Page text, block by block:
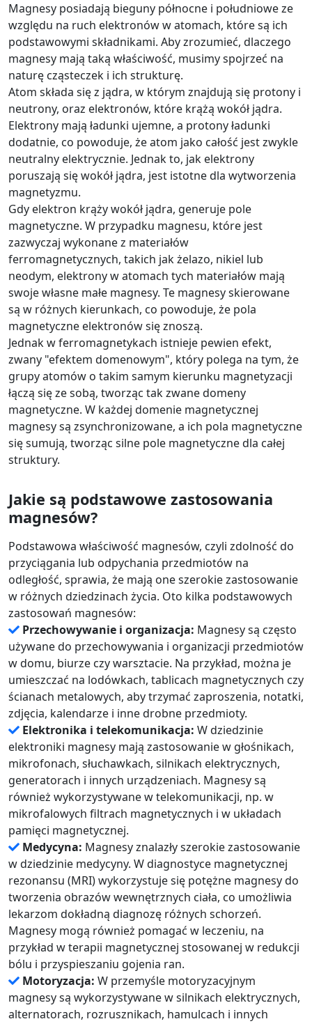
Magnesy posiadają bieguny północne i południowe ze
względu na ruch elektronów w atomach, które są ich
podstawowymi składnikami. Aby zrozumieć, dlaczego
magnesy mają taką właściwość, musimy spojrzeć na
naturę cząsteczek i ich strukturę.
Atom składa się z jądra, w którym znajdują się protony i
neutrony, oraz elektronów, które krążą wokół jądra.
Elektrony mają ładunki ujemne, a protony ładunki
dodatnie, co powoduje, że atom jako całość jest zwykle
neutralny elektrycznie. Jednak to, jak elektrony
poruszają się wokół jądra, jest istotne dla wytworzenia
magnetyzmu.
Gdy elektron krąży wokół jądra, generuje pole
magnetyczne. W przypadku magnesu, które jest
zazwyczaj wykonane z materiałów
ferromagnetycznych, takich jak żelazo, nikiel lub
neodym, elektrony w atomach tych materiałów mają
swoje własne małe magnesy. Te magnesy skierowane
są w różnych kierunkach, co powoduje, że pola
magnetyczne elektronów się znoszą.
Jednak w ferromagnetykach istnieje pewien efekt,
zwany "efektem domenowym", który polega na tym, że
grupy atomów o takim samym kierunku magnetyzacji
łączą się ze sobą, tworząc tak zwane domeny
magnetyczne. W każdej domenie magnetycznej
magnesy są zsynchronizowane, a ich pola magnetyczne
się sumują, tworząc silne pole magnetyczne dla całej
struktury.
Jakie są podstawowe zastosowania
magnesów?
Podstawowa właściwość magnesów, czyli zdolność do
przyciągania lub odpychania przedmiotów na
odległość, sprawia, że mają one szerokie zastosowanie
w różnych dziedzinach życia. Oto kilka podstawowych
zastosowań magnesów:
Przechowywanie i organizacja: Magnesy są często
używane do przechowywania i organizacji przedmiotów
w domu, biurze czy warsztacie. Na przykład, można je
umieszczać na lodówkach, tablicach magnetycznych czy
ścianach metalowych, aby trzymać zaproszenia, notatki,
zdjęcia, kalendarze i inne drobne przedmioty.
Elektronika i telekomunikacja: W dziedzinie
elektroniki magnesy mają zastosowanie w głośnikach,
mikrofonach, słuchawkach, silnikach elektrycznych,
generatorach i innych urządzeniach. Magnesy są
również wykorzystywane w telekomunikacji, np. w
mikrofalowych filtrach magnetycznych i w układach
pamięci magnetycznej.
Medycyna: Magnesy znalazły szerokie zastosowanie
w dziedzinie medycyny. W diagnostyce magnetycznej
rezonansu (MRI) wykorzystuje się potężne magnesy do
tworzenia obrazów wewnętrznych ciała, co umożliwia
lekarzom dokładną diagnozę różnych schorzeń.
Magnesy mogą również pomagać w leczeniu, na
przykład w terapii magnetycznej stosowanej w redukcji
bólu i przyspieszaniu gojenia ran.
Motoryzacja: W przemyśle motoryzacyjnym
magnesy są wykorzystywane w silnikach elektrycznych,
alternatorach, rozrusznikach, hamulcach i innych